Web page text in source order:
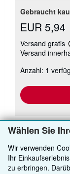
Wählen Sie
Wir verwenden
Ihr
zu erbringen.
Gebraucht
EUR 5,94
Versand gratis
Versand
Anzahl: 1
Es gibt50